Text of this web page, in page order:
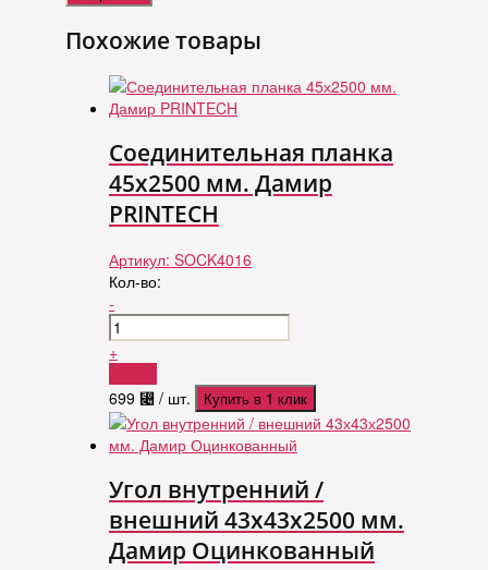
Похожие товары
Соединительная планка
45х2500 мм. Дамир
PRINTECH
Артикул: SOCK4016
Кол-во:
-
+
699 ⃄ / шт. Купить в 1 клик
Угол внутренний /
внешний 43х43х2500 мм.
Дамир Оцинкованный